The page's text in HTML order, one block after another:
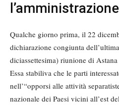
Qualche giorno prima, il 22
dichiarazione congiunta
diciassettesima) riunione di
Essa stabiliva che le parti
nell’“opporsi alle attività
nazionale dei Paesi vicini all’est